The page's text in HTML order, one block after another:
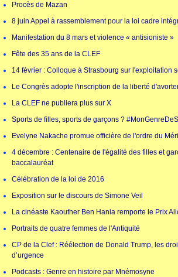
Procès de Mazan
8 juin Appel à rassemblement pour la loi cadre
Manifestation du 8 mars et violence « antisioniste »
Fête des 35 ans de la CLEF
14 février : Colloque à Strasbourg sur l'exploitation
Le Congrès adopte l'inscription de la liberté
La CLEF ne publiera plus sur X
Sports de filles, sports de garçons ?
Evelyne Nakache promue officière de l'ordre du
4 décembre : Centenaire de l'égalité des filles et
baccalauréat
Célébration de la loi de 2016
Exposition sur le discours de Simone Veil
La cinéaste Kaouther Ben Hania remporte le Prix
Portraits de quatre femmes de l'Antiquité
CP de la Clef : Réélection de Donald Trump, les
d’urgence
Podcasts : Genre en histoire par Mnémosyne